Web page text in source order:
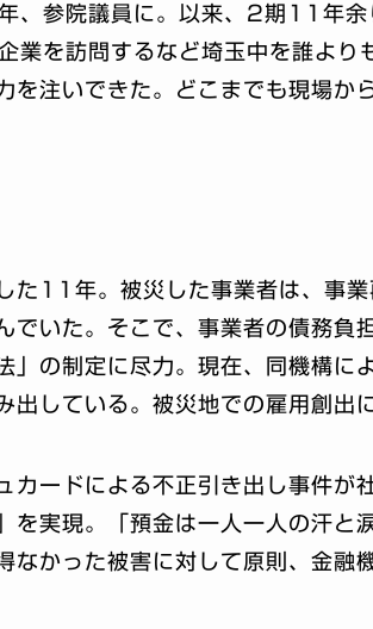
参院議員に。以来、2期11年余
を訪問するなど埼玉中を誰より
を注いできた。どこまでも現場か
た11年。被災した事業者は、事
でいた。そこで、事業者の債務負
」の制定に尽力。現在、同機構
出している。被災地での雇用創出
カードによる不正引き出し事件
を実現。「預金は一人一人の汗と
なかった被害に対して原則、金融